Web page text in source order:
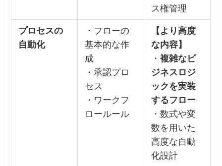
ス権管理
プロセスの
自動化
・フローの
基本的な作
成
・承認プロ
セス
・ワークフ
ロールール
【より高度
な内容】
・ 複雑なビ
ジネスロジ
ックを実装
するフロー
・数式や変
数を用いた
高度な自動
化設計